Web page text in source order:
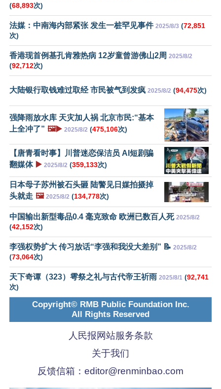
(68,893次)
法媒：中南海内部紧张 发生一桩罕见事件 2025/8/3 (72,851
次)
香港现首例基孔肯雅热病 12岁童曾游佛山2周 2025/8/2
(92,712次)
大陆银行取钱难过取经 市民被气到发疯 2025/8/2 (94,475次)
强降雨放水库 天灾加人祸 北京市民:“基本
上全冲了” 🖼️▶️ 2025/8/2 (475,106次)
【唐青看时事】川普迷恋保洁员 AI短剧骗
翻媒体 ▶️ 2025/8/2 (359,133次)
日本母子苏州被石头砸 陆警见日媒拍摄掉
头就走 🖼️ 2025/8/2 (134,778次)
中国输出新型毒品0.4 毫克致命 欧洲已数百人死 2025/8/2
(42,152次)
李强权势扩大 传习放话“李强和我没大差别” 📝 2025/8/2
(73,064次)
天下奇谭（323）雩祭之礼与古代帝王祈雨 2025/8/1 (92,741
次)
Copyright© RMB Public Foundation Inc.
All Rights Reserved
人民报网站服务条款
关于我们
反馈信箱： editor@renminbao.com